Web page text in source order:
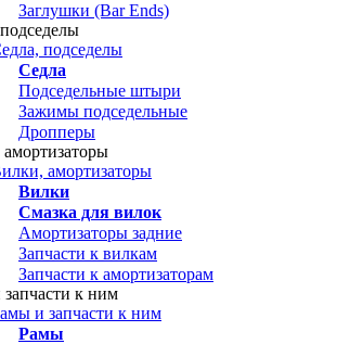
Заглушки (Bar Ends)
подседелы
Седла
Подседельные штыри
Зажимы подседельные
Дропперы
амортизаторы
Вилки
Смазка для вилок
Амортизаторы задние
Запчасти к вилкам
Запчасти к амортизаторам
к ним
и запчасти к ним
Рамы